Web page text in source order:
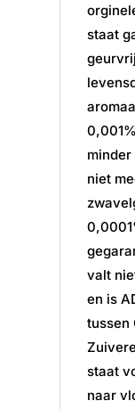
staat
minder
niet
valt
en is
tussen
staat
naar